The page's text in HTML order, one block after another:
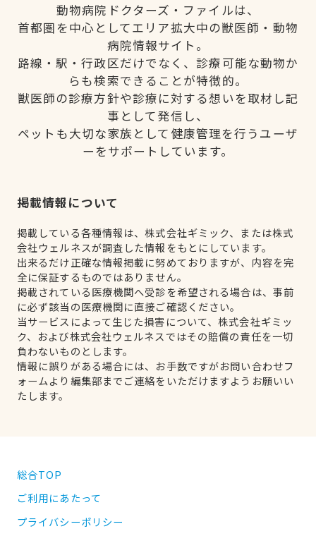
動物病院ドクターズ・ファイルは、
首都圏を中心としてエリア拡大中の獣医師・動物
病院情報サイト。
路線・駅・行政区だけでなく、診療可能な動物か
らも検索できることが特徴的。
獣医師の診療方針や診療に対する想いを取材し記
事として発信し、
ペットも大切な家族として健康管理を行うユーザ
ーをサポートしています。
掲載情報について
掲載している各種情報は、株式会社ギミック、または株式
会社ウェルネスが調査した情報をもとにしています。
出来るだけ正確な情報掲載に努めておりますが、内容を完
全に保証するものではありません。
掲載されている医療機関へ受診を希望される場合は、事前
に必ず該当の医療機関に直接ご確認ください。
当サービスによって生じた損害について、株式会社ギミッ
ク、および株式会社ウェルネスではその賠償の責任を一切
負わないものとします。
情報に誤りがある場合には、お手数ですがお問い合わせフ
ォームより編集部までご連絡をいただけますようお願いい
たします。
総合TOP
ご利用にあたって
プライバシーポリシー